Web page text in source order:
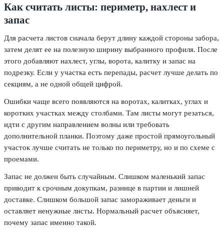
Как считать листы: периметр, нахлест и
запас
Для расчета листов сначала берут длину каждой стороны забора,
затем делят ее на полезную ширину выбранного профиля. После
этого добавляют нахлест, углы, ворота, калитку и запас на
подрезку. Если у участка есть перепады, расчет лучше делать по
секциям, а не одной общей цифрой.
Ошибки чаще всего появляются на воротах, калитках, углах и
коротких участках между столбами. Там листы могут резаться,
идти с другим направлением волны или требовать
дополнительной планки. Поэтому даже простой прямоугольный
участок лучше считать не только по периметру, но и по схеме с
проемами.
Запас не должен быть случайным. Слишком маленький запас
приводит к срочным докупкам, разнице в партии и лишней
доставке. Слишком большой запас замораживает деньги и
оставляет ненужные листы. Нормальный расчет объясняет,
почему запас именно такой.